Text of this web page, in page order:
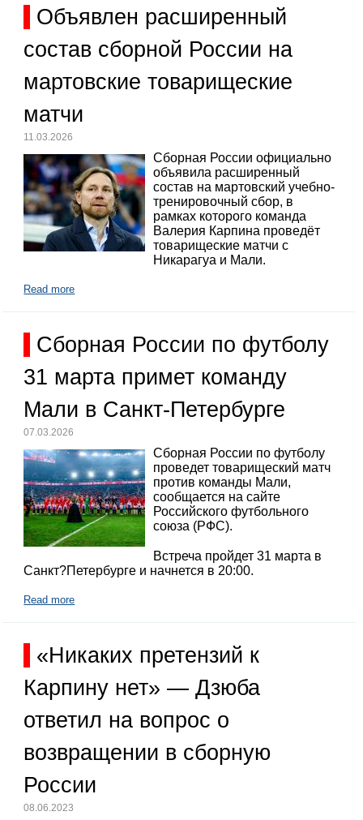
Объявлен расширенный
состав сборной России на
мартовские товарищеские
матчи
11.03.2026
Сборная России официально
объявила расширенный
состав на мартовский учебно-
тренировочный сбор, в
рамках которого команда
Валерия Карпина проведёт
товарищеские матчи с
Никарагуа и Мали.
Read more
Сборная России по футболу
31 марта примет команду
Мали в Санкт-Петербурге
07.03.2026
Сборная России по футболу
проведет товарищеский матч
против команды Мали,
сообщается на сайте
Российского футбольного
союза (РФС).
Встреча пройдет 31 марта в
Санкт?Петербурге и начнется в 20:00.
Read more
«Никаких претензий к
Карпину нет» — Дзюба
ответил на вопрос о
возвращении в сборную
России
08.06.2023